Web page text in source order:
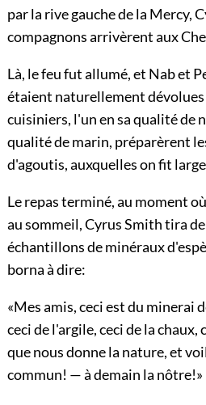
par la rive gauche de la Mercy,
compagnons arrivèrent aux
Là, le feu fut allumé, et Nab et
étaient naturellement
cuisiniers, l'un en sa qualité de
qualité de marin, préparèrent
d'agoutis, auxquelles on fit
Le repas terminé, au moment
au sommeil, Cyrus Smith tira
échantillons de minéraux
borna à dire:
«Mes amis, ceci est du minerai
ceci de l'argile, ceci de la chaux,
que nous donne la nature, et
commun! — à demain la nôtre!»